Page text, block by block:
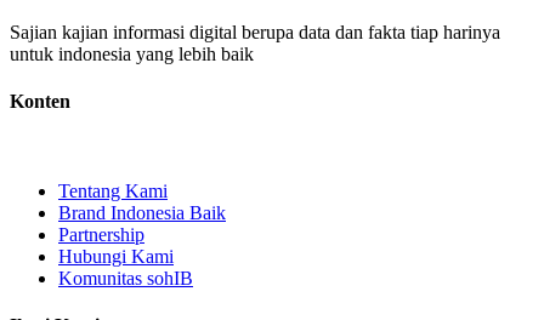
Sajian kajian informasi digital berupa data dan fakta tiap harinya
untuk indonesia yang lebih baik
Konten
Tentang Kami
Brand Indonesia Baik
Partnership
Hubungi Kami
Komunitas sohIB